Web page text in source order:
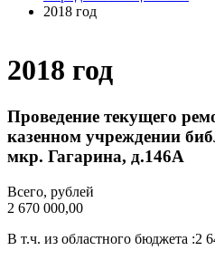
2018 год
Проведение текущего
казенном учреждении
мкр. Гагарина, д.146А
Всего, рублей
2 670 000,00
В т.ч. из областного бюджета :2
2018 год